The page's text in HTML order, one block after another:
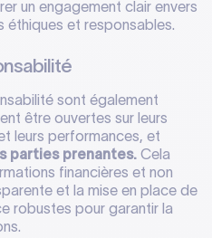
un engagement clair envers
éthiques et responsables.
sont également
être ouvertes sur leurs
leurs performances, et
parties prenantes. Cela
financières et non
et la mise en place de
robustes pour garantir la